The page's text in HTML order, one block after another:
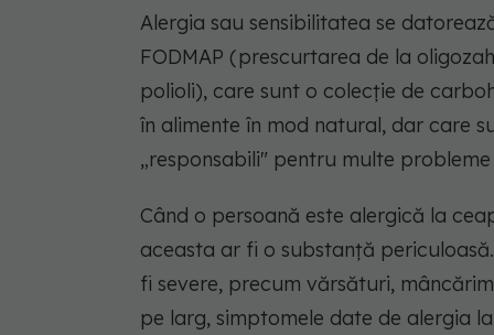
Alergia sau sensibilitatea se
FODMAP (prescurtarea de la
polioli), care sunt o colecție de
în alimente în mod natural, dar care
„responsabili" pentru multe
Când o persoană este alergică la
aceasta ar fi o substanță
fi severe, precum vărsături,
pe larg, simptomele date de alergia